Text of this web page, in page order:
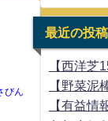
びん
最近の投稿
【西洋芝
【野菜泥
【有益情